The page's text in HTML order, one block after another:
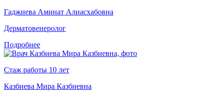
Гаджиева Аминат Алиасхабовна
Дерматовенеролог
Подробнее
Стаж работы 10 лет
Казбиева Мира Казбиевна